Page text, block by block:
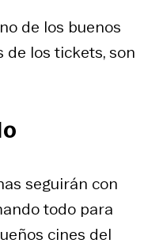
de los buenos
de los tickets, son
seguirán con
todo para
cines del